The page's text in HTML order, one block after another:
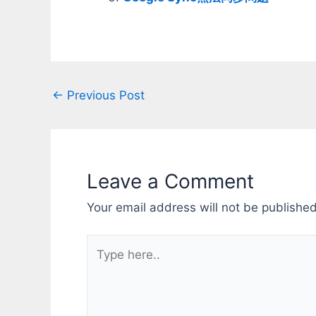
用hardlink作 目錄/跨磁碟目錄：用
了 Brook轉
別家的，
Post
← Previous Post
Leave a Comment
Your email address will not be
here..